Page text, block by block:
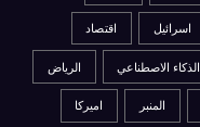
اسرائيل اقتصاد
الذكاء الاصطناعي الرياض
المنبر اميركا